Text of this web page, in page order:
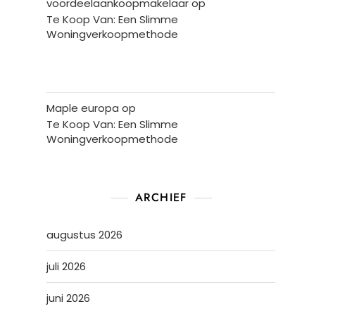
voordeelaankoopmakelaarop
Te Koop Van: Een Slimme
Woningverkoopmethode
Maple europa op
Te Koop Van: Een Slimme
Woningverkoopmethode
ARCHIEF
augustus 2026
juli 2026
juni 2026